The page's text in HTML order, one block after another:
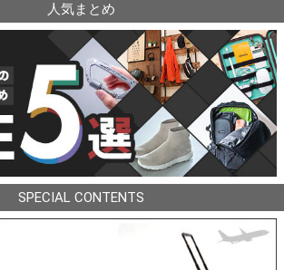
人気まとめ
SPECIAL CONTENTS